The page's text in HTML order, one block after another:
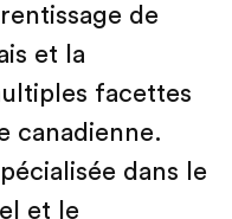
de
et la
facettes
canadienne.
dans le
et le